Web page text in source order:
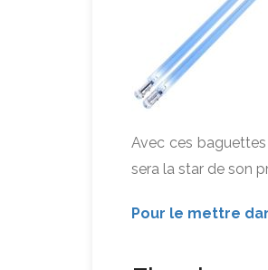
Avec ces
sera la star de son
Pour le mettre